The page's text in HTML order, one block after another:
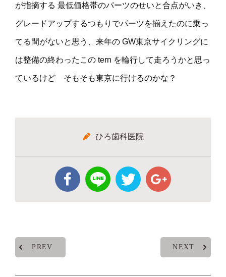
が指摘する 最低価格帯のパーツのせいと合点がいき、
グレードアップするつもりでパーツを揃えたのに乗っ
てる間がないと思う、来年の GW東京サイクリングに
は整備の終わったこの tern を輪行して走ろうかと思っ
ているけど そもそも東京に行けるのかな？
ひろ歯科医院
PREV NEXT